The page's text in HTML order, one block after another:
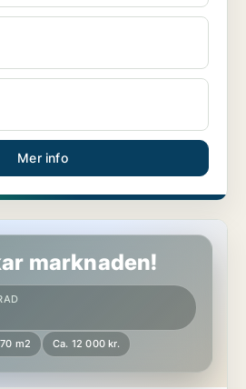
Mer info
marknaden!
m2 Ca. 12 000 kr.